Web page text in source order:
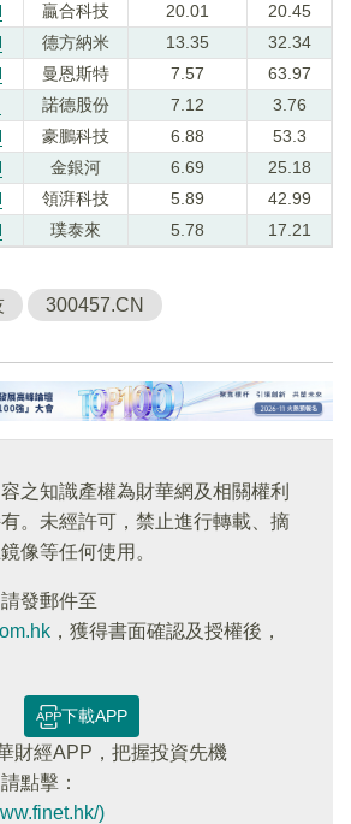
贏合科技 20.01
20.45
德方納米 13.35
32.34
曼恩斯特 7.57
63.97
諾德股份 7.12
3.76
豪鵬科技 6.88
53.3
金銀河 6.69
25.18
領湃科技 5.89
42.99
璞泰來 5.78 17.21
300457.CN
之知識產權為財華網及相關權利
。未經許可，禁止進行轉載、摘
像等任何使用。
發郵件至
，獲得書面確認及授權後，
下載APP
財經APP，把握投資先機
點擊：
)